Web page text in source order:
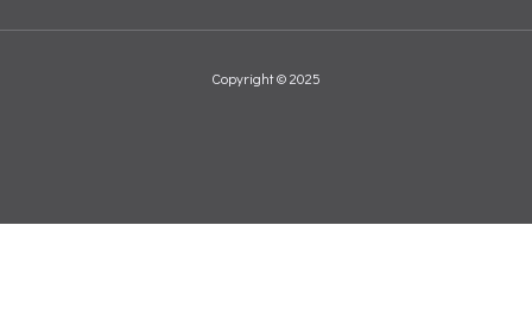
Copyright © 2025